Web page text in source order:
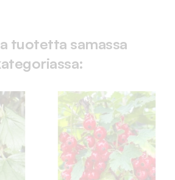
tuotetta samassa